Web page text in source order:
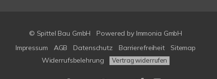
© Spittel Bau GmbH Powered by Immonia GmbH
Impressum
AGB Datenschutz Barrierefreiheit
Sitemap
Widerrufsbelehrung
Vertrag widerrufen